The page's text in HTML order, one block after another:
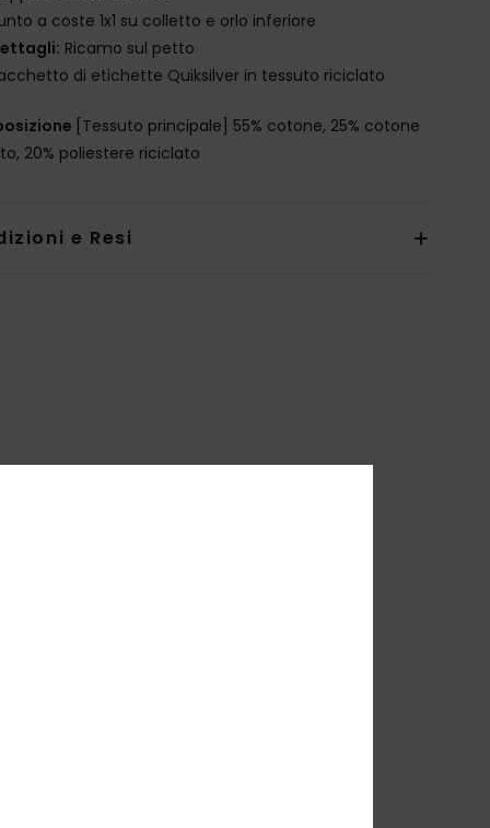
a coste 1x1 su colletto e orlo inferiore
Ricamo sul petto
di etichette Quiksilver in tessuto riciclato
[Tessuto principale] 55% cotone, 25% cotone
20% poliestere riciclato
e Resi